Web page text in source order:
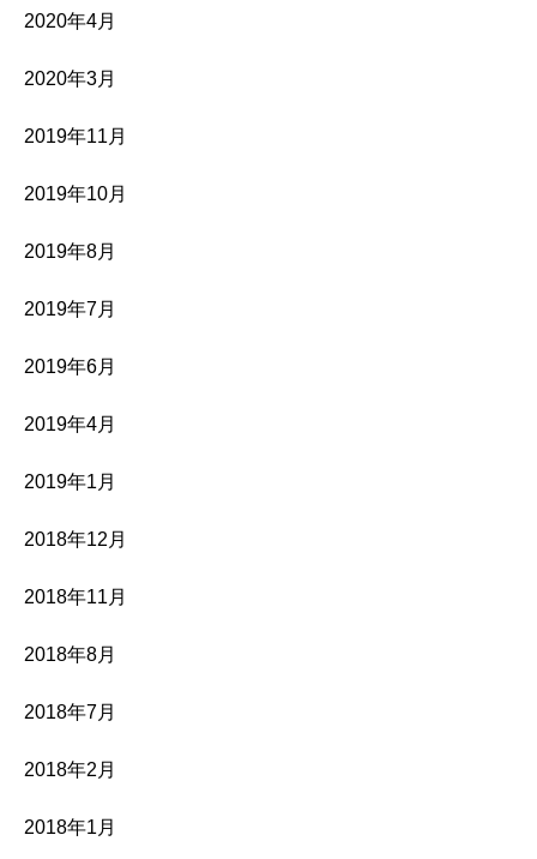
2020年4月
2020年3月
2019年11月
2019年10月
2019年8月
2019年7月
2019年6月
2019年4月
2019年1月
2018年12月
2018年11月
2018年8月
2018年7月
2018年2月
2018年1月